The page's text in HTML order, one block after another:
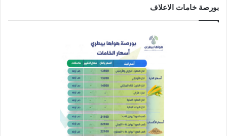
بورصة خامات الاعلاف